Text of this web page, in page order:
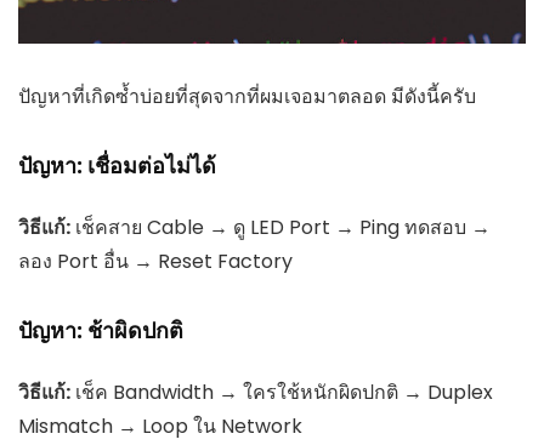
ปัญหาที่เกิดซ้ำบ่อยที่สุดจากที่ผมเจอมาตลอด มีดังนี้ครับ
ปัญหา: เชื่อมต่อไม่ได้
วิธีแก้: เช็คสาย Cable → ดู LED Port → Ping ทดสอบ →
ลอง Port อื่น → Reset Factory
ปัญหา: ช้าผิดปกติ
วิธีแก้: เช็ค Bandwidth → ใครใช้หนักผิดปกติ → Duplex
Mismatch → Loop ใน Network